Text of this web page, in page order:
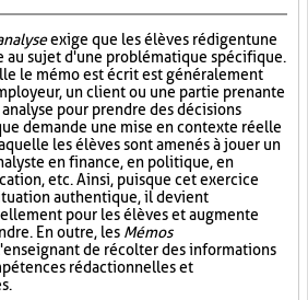
exige que les élèves rédigent une
au sujet d'une problématique spécifique.
le mémo est écrit est généralement
un client ou une partie prenante
pour prendre des décisions
demande une mise en contexte réelle
les élèves sont amenés à jouer un
en finance, en politique, en
etc. Ainsi, puisque cet exercice
authentique, il devient
pour les élèves et augmente
En outre, les Mémos
de récolter des informations
rédactionnelles et